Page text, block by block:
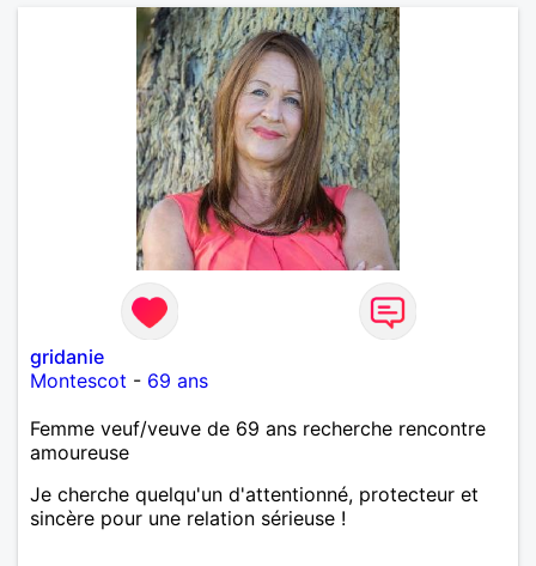
gridanie
Montescot - 69 ans
Femme veuf/veuve de 69 ans recherche rencontre
amoureuse
Je cherche quelqu'un d'attentionné, protecteur et
sincère pour une relation sérieuse !